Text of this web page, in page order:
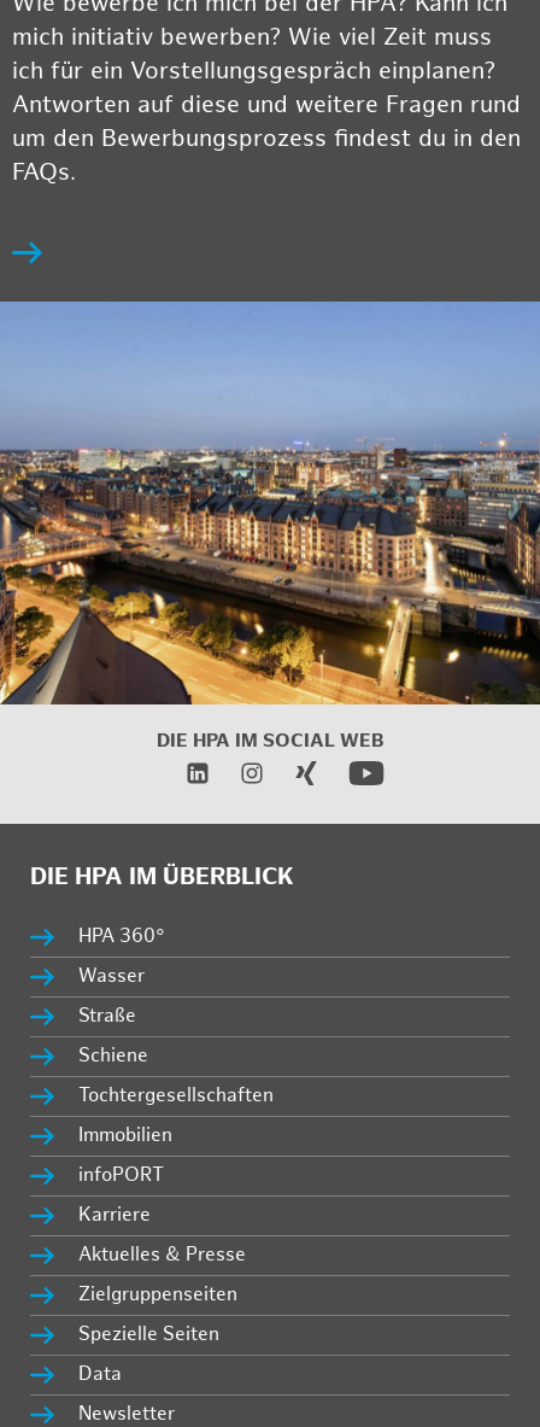
mich initiativ bewerben? Wie viel Zeit muss
ich für ein Vorstellungsgespräch einplanen?
Antworten auf diese und weitere Fragen rund
um den Bewerbungsprozess findest du in den
FAQs.
DIE HPA IM SOCIAL WEB
DIE HPA IM ÜBERBLICK
HPA 360°
Wasser
Straße
Schiene
Tochtergesellschaften
Immobilien
infoPORT
Karriere
Aktuelles & Presse
Zielgruppenseiten
Spezielle Seiten
Data
Newsletter